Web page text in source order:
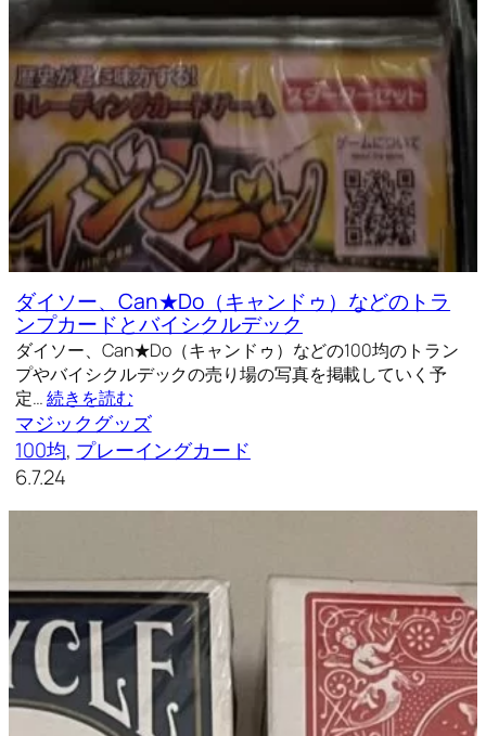
ダイソー、Can★Do（キャンドゥ）などのトラ
ンプカードとバイシクルデック
ダイソー、Can★Do（キャンドゥ）などの100均のトラン
プやバイシクルデックの売り場の写真を掲載していく予
定…続きを読む
マジックグッズ
100均, プレーイングカード
6.7.24